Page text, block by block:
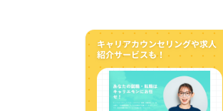
キャリアカウンセリングや求人
紹介サービスも！